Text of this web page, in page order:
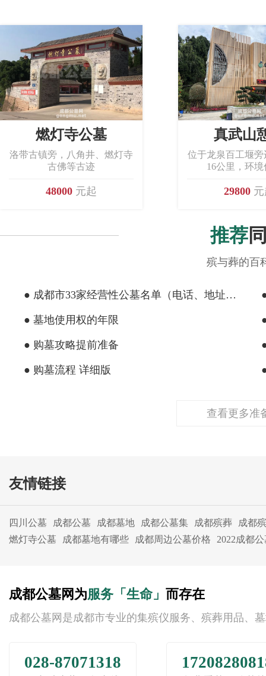
燃灯寺公墓
洛带古镇旁，八角井、燃灯寺
古佛等古迹
48000 元起
真武山
位于龙泉百工堰
16公里，环
29800
推荐
殡与葬的百
● 成都市33家经营性公墓名单（电话、地址、联系方式）
● 墓地使用权的年限
● 购墓攻略提前准备
● 购墓流程 详细版
查看更多准
友情链接
四川公墓 成都公墓 成都墓地 成都公墓集 成都殡葬
成都
燃灯寺公墓
成都墓地有哪些 成都周边公墓价格 2022成都
成都公墓网为服务「生命」 而存在
成都公墓网是成都市专业的集殡仪服务、殡葬用品、
028-87071318